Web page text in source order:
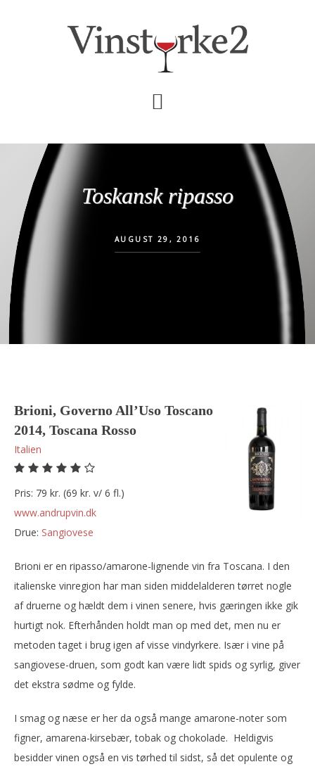
Toskansk ripasso
AUGUST 29, 2016
Brioni, Governo All’Uso Toscano
2014, Toscana Rosso
Italien
Pris: 79 kr. (69 kr. v/ 6 fl.)
www.andrupvin.dk
Drue:
sangiovese
Brioni er en ripasso/amarone-lignende vin fra Toscana. I den
italienske vinregion har man siden middelalderen tørret nogle
af druerne og hældt dem i vinen senere, hvis gæringen ikke gik
hurtigt nok. Efterhånden holdt man op med det, men nu er
metoden taget i brug igen af visse vindyrkere. Især i vine på
sangiovese-druen, som godt kan være lidt spids og syrlig, giver
det ekstra sødme og fylde.
I smag og næse er her da også mange amarone-noter som
figner, amarena-kirsebær, tobak og chokolade. Heldigvis
besidder vinen også en vis tørhed til sidst, så det opulente og